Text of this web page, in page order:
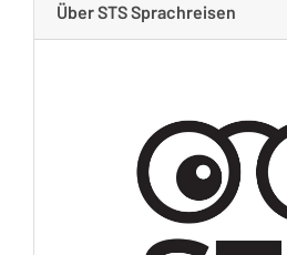
Über STS Sprachreisen